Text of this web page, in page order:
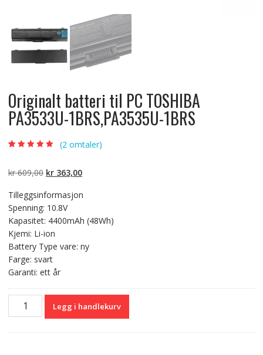
Originalt batteri til PC TOSHIBA
PA3533U-1BRS,PA3535U-1BRS
kundevurderinger
(2omtaler)
kr609,00 Opprinnelig
var:
kr 609,00.
kr363,00Nåværende
er:
Tilleggsinformasjon
Spenning: 10.8V
Kapasitet: 4400mAh (48Wh)
Kjemi: Li-ion
Battery Type vare: ny
Farge: svart
Garanti: ett år
Originalt
batteri
Legg i handlekurv